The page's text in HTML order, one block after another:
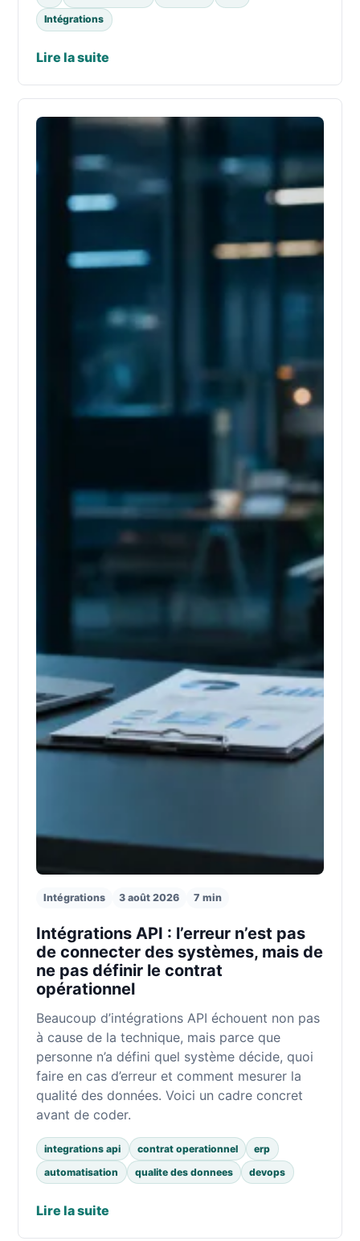
Intégrations
Lire la suite
Intégrations 3 août 2026 7 min
Intégrations API : l’erreur n’est pas
de connecter des systèmes, mais de
ne pas définir le contrat
opérationnel
Beaucoup d’intégrations API échouent non pas
à cause de la technique, mais parce que
personne n’a défini quel système décide, quoi
faire en cas d’erreur et comment mesurer la
qualité des données. Voici un cadre concret
avant de coder.
integrations api contrat operationnel
erp
automatisation
qualite des donnees devops
Lire la suite